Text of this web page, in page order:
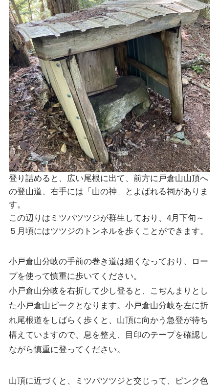
登り詰めると、広い尾根に出て、前方に戸倉山山頂へ
の登山道、右手には「山の神」とよばれる祠がありま
す。
この辺りはミツバツツジが群生しており、4月下旬～
５月頃にはツツジのトンネルを歩くことができます。
小戸倉山分岐の手前の巻き道は細くなっており、ロー
プを使って慎重に歩いてください。
小戸倉山分岐を右折して少し登ると、こぢんまりとし
た小戸倉山ピークとなります。小戸倉山分岐を左に折
れ尾根道をしばらく歩くと、山頂に向かう急登が待ち
構えていますので、息を整え、目印のテープを確認し
ながら慎重に登ってください。
山頂に近づくと、ミツバツツジと交じって、ピンク色